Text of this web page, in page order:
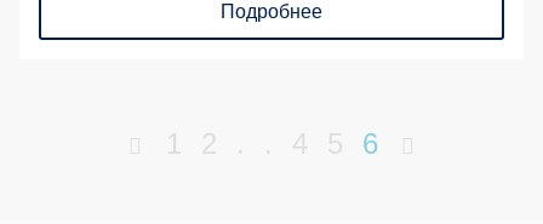
Подробнее
1 2 . . 4 5 6